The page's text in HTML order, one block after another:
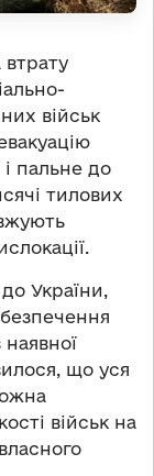
втрату
військ
пальне до
тилових
України,
що уся
військ на